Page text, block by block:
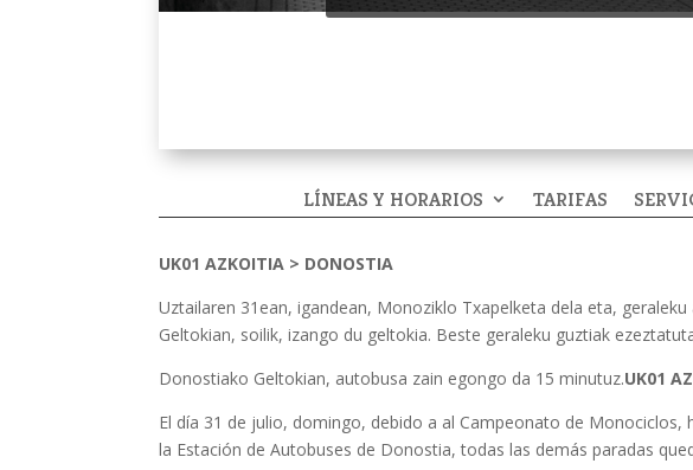
LÍNEAS Y HORARIOS TARIFAS
UK01 AZKOITIA > DONOSTIA
Uztailaren 31ean, igandean, Monoziklo Txapelketa dela eta,
Geltokian, soilik, izango du geltokia. Beste geraleku guztiak
Donostiako Geltokian, autobusa zain egongo da 15 minutuz.UK01
El día 31 de julio, domingo, debido a al Campeonato de
la Estación de Autobuses de Donostia, todas las demás paradas